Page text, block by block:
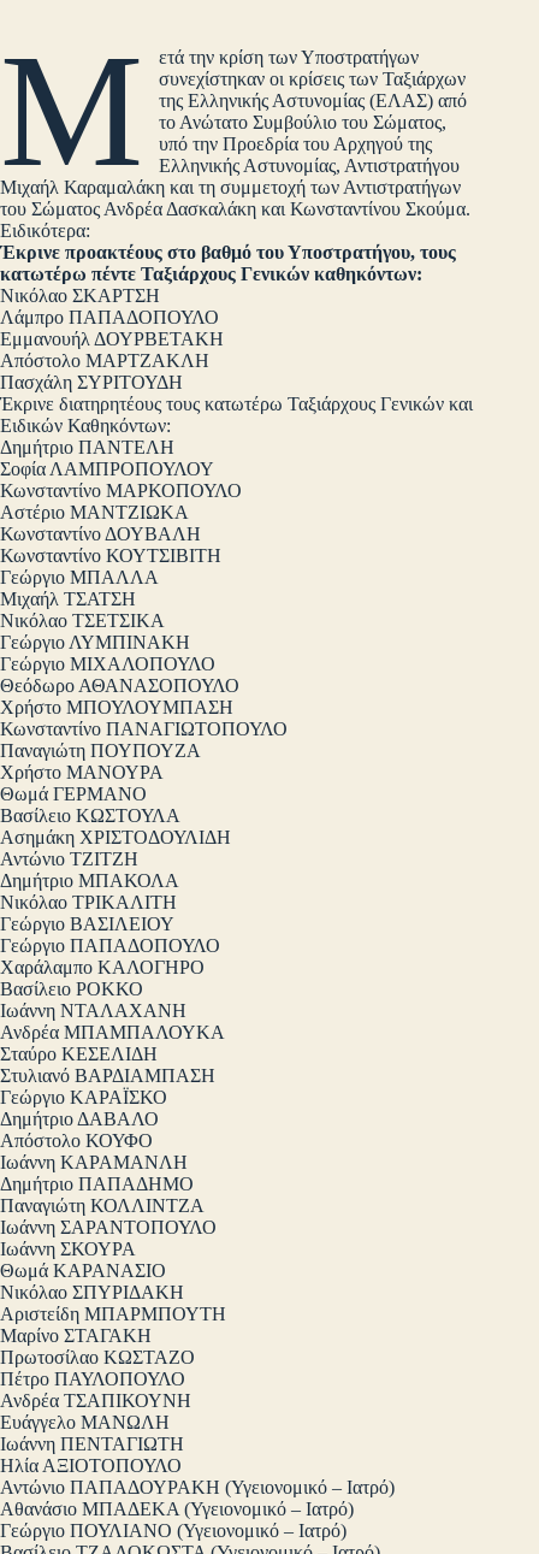
Μ
ετά την κρίση των Υποστρατήγων
συνεχίστηκαν οι κρίσεις των Ταξιάρχων
της Ελληνικής Αστυνομίας (ΕΛΑΣ) από
το Ανώτατο Συμβούλιο του Σώματος,
υπό την Προεδρία του Αρχηγού της
Ελληνικής Αστυνομίας, Αντιστρατήγου
Μιχαήλ Καραμαλάκη και τη συμμετοχή των Αντιστρατήγων
του Σώματος Ανδρέα Δασκαλάκη και Κωνσταντίνου Σκούμα.
Ειδικότερα:
Έκρινε προακτέους στο βαθμό του Υποστρατήγου, τους
κατωτέρω πέντε Ταξιάρχους Γενικών καθηκόντων:
Νικόλαο ΣΚΑΡΤΣΗ
Λάμπρο ΠΑΠΑΔΟΠΟΥΛΟ
Εμμανουήλ ΔΟΥΡΒΕΤΑΚΗ
Απόστολο ΜΑΡΤΖΑΚΛΗ
Πασχάλη ΣΥΡΙΤΟΥΔΗ
Έκρινε διατηρητέους τους κατωτέρω Ταξιάρχους Γενικών και
Ειδικών Καθηκόντων:
Δημήτριο ΠΑΝΤΕΛΗ
Σοφία ΛΑΜΠΡΟΠΟΥΛΟΥ
Κωνσταντίνο ΜΑΡΚΟΠΟΥΛΟ
Αστέριο ΜΑΝΤΖΙΩΚΑ
Κωνσταντίνο ΔΟΥΒΑΛΗ
Κωνσταντίνο ΚΟΥΤΣΙΒΙΤΗ
Γεώργιο ΜΠΑΛΛΑ
Μιχαήλ ΤΣΑΤΣΗ
Νικόλαο ΤΣΕΤΣΙΚΑ
Γεώργιο ΛΥΜΠΙΝΑΚΗ
Γεώργιο ΜΙΧΑΛΟΠΟΥΛΟ
Θεόδωρο ΑΘΑΝΑΣΟΠΟΥΛΟ
Χρήστο ΜΠΟΥΛΟΥΜΠΑΣΗ
Κωνσταντίνο ΠΑΝΑΓΙΩΤΟΠΟΥΛΟ
Παναγιώτη ΠΟΥΠΟΥΖΑ
Χρήστο ΜΑΝΟΥΡΑ
Θωμά ΓΕΡΜΑΝΟ
Βασίλειο ΚΩΣΤΟΥΛΑ
Ασημάκη ΧΡΙΣΤΟΔΟΥΛΙΔΗ
Αντώνιο ΤΖΙΤΖΗ
Δημήτριο ΜΠΑΚΟΛΑ
Νικόλαο ΤΡΙΚΑΛΙΤΗ
Γεώργιο ΒΑΣΙΛΕΙΟΥ
Γεώργιο ΠΑΠΑΔΟΠΟΥΛΟ
Χαράλαμπο ΚΑΛΟΓΗΡΟ
Βασίλειο ΡΟΚΚΟ
Ιωάννη ΝΤΑΛΑΧΑΝΗ
Ανδρέα ΜΠΑΜΠΑΛΟΥΚΑ
Σταύρο ΚΕΣΕΛΙΔΗ
Στυλιανό ΒΑΡΔΙΑΜΠΑΣΗ
Γεώργιο ΚΑΡΑΪΣΚΟ
Δημήτριο ΔΑΒΑΛΟ
Απόστολο ΚΟΥΦΟ
Ιωάννη ΚΑΡΑΜΑΝΛΗ
Δημήτριο ΠΑΠΑΔΗΜΟ
Παναγιώτη ΚΟΛΛΙΝΤΖΑ
Ιωάννη ΣΑΡΑΝΤΟΠΟΥΛΟ
Ιωάννη ΣΚΟΥΡΑ
Θωμά ΚΑΡΑΝΑΣΙΟ
Νικόλαο ΣΠΥΡΙΔΑΚΗ
Αριστείδη ΜΠΑΡΜΠΟΥΤΗ
Μαρίνο ΣΤΑΓΑΚΗ
Πρωτοσίλαο ΚΩΣΤΑΖΟ
Πέτρο ΠΑΥΛΟΠΟΥΛΟ
Ανδρέα ΤΣΑΠΙΚΟΥΝΗ
Ευάγγελο ΜΑΝΩΛΗ
Ιωάννη ΠΕΝΤΑΓΙΩΤΗ
Ηλία ΑΞΙΟΤΟΠΟΥΛΟ
Αντώνιο ΠΑΠΑΔΟΥΡΑΚΗ (Υγειονομικό – Ιατρό)
Αθανάσιο ΜΠΑΔΕΚΑ (Υγειονομικό – Ιατρό)
Γεώργιο ΠΟΥΛΙΑΝΟ (Υγειονομικό – Ιατρό)